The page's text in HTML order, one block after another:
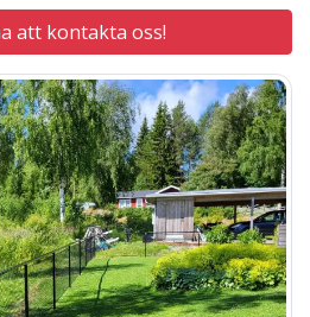
att kontakta oss!